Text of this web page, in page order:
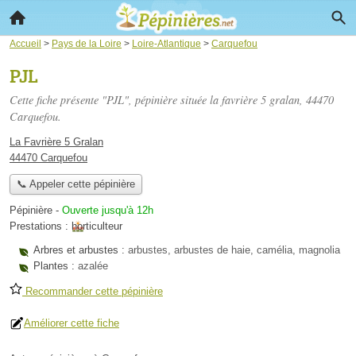
Accueil > Pays de la Loire > Loire-Atlantique > Carquefou
PJL
Cette fiche présente "PJL", pépinière située la favrière 5 gralan, 44470
Carquefou.
La Favrière 5 Gralan
44470 Carquefou
📞 Appeler cette pépinière
Pépinière - Ouverte jusqu'à 12h
Prestations : horticulteur
Arbres et arbustes : arbustes, arbustes de haie, camélia, magnolia
Plantes : azalée
Recommander cette pépinière
Améliorer cette fiche